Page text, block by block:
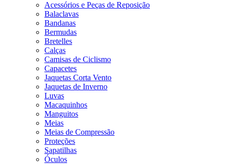
Acessórios e Peças de Reposição
Balaclavas
Bandanas
Bermudas
Bretelles
Calças
Camisas de Ciclismo
Capacetes
Jaquetas Corta Vento
Jaquetas de Inverno
Luvas
Macaquinhos
Manguitos
Meias
Meias de Compressão
Proteções
Sapatilhas
Óculos